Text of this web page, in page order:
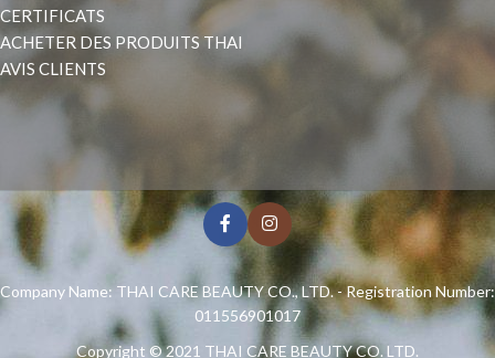
CERTIFICATS
ACHETER DES PRODUITS THAI
AVIS CLIENTS
Company Name: THAI CARE BEAUTY CO., LTD. - Registration Number:
011556901017
Copyright © 2021 THAI CARE BEAUTY CO. LTD.